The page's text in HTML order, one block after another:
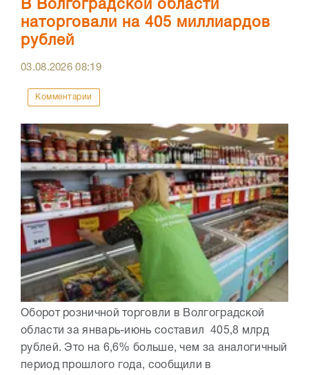
В Волгоградской области
наторговали на 405 миллиардов
рублей
03.08.202608:19
Комментарии
Оборот розничной торговли в Волгоградской
области за январь-июнь составил 405,8 млрд
рублей. Это на 6,6% больше, чем за аналогичный
период прошлого года, сообщили в